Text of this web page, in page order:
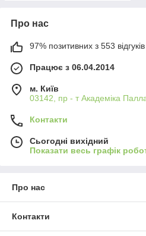
Про нас
97% позитивних з 553 відгуків
Працює з 06.04.2014
м. Київ
03142, пр - т Академіка
Контакти
Сьогодні вихідний
Показати весь графік
Про нас
Контакти